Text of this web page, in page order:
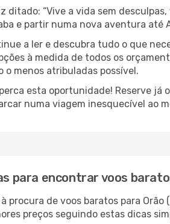
ditado: “Vive a vida sem
e partir numa nova aventura até
a ler e descubra tudo o que
à medida de todos os
o menos atribuladas possível.
esta oportunidade! Reserve já
numa viagem inesquecível ao
para encontrar voos
procura de voos baratos para
preços seguindo estas dicas